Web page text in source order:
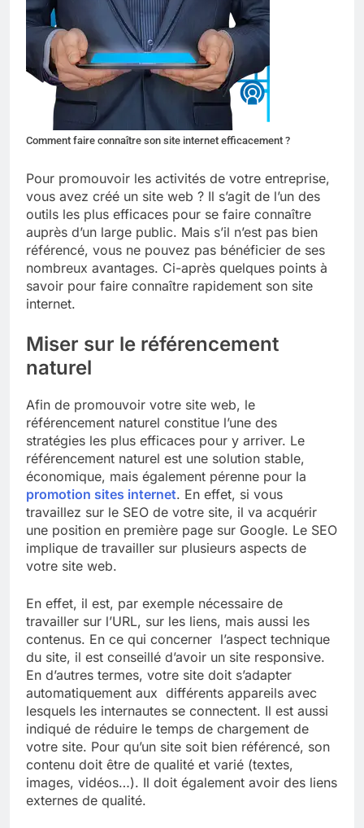
Comment faire connaître son site internet efficacement ?
Pour promouvoir les activités de votre entreprise,
vous avez créé un site web ? Il s’agit de l’un des
outils les plus efficaces pour se faire connaître
auprès d’un large public. Mais s’il n’est pas bien
référencé, vous ne pouvez pas bénéficier de ses
nombreux avantages. Ci-après quelques points à
savoir pour faire connaître rapidement son site
internet.
Miser sur le référencement
naturel
Afin de promouvoir votre site web, le
référencement naturel constitue l’une des
stratégies les plus efficaces pour y arriver. Le
référencement naturel est une solution stable,
économique, mais également pérenne pour la
promotion sites internet. En effet, si vous
travaillez sur le SEO de votre site, il va acquérir
une position en première page sur Google. Le SEO
implique de travailler sur plusieurs aspects de
votre site web.
En effet, il est, par exemple nécessaire de
travailler sur l’URL, sur les liens, mais aussi les
contenus. En ce qui concerner l’aspect technique
du site, il est conseillé d’avoir un site responsive.
En d’autres termes, votre site doit s’adapter
automatiquement aux différents appareils avec
lesquels les internautes se connectent. Il est aussi
indiqué de réduire le temps de chargement de
votre site. Pour qu’un site soit bien référencé, son
contenu doit être de qualité et varié (textes,
images, vidéos…). Il doit également avoir des liens
externes de qualité.